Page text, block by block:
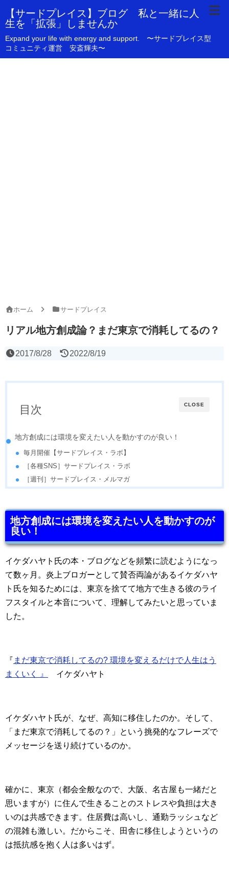
【サードプレイス】ブログ 私と一緒に人
生を「拡張」しませんか
Expand your life with energy and support. 〜サードプレイス型
コミュニティ運営 安斎輝夫〜
ホーム サードプレイス
リアル地方創成論？まだ東京で消耗してるの？
2017/8/28 2022/8/19
CLOSE
目次
地方創成には環境を変えたい人を動かすのが良い！
毎月開催【サードプレイス・ラボ】
［各種SNS］サードプレイス・ラボ
［週刊］サードプレイス・メルマガ
地方創成には環境を変えたい人を動かすのが
良い！
イケダハヤト氏の本・ブログなどを頻繁に読むようになっ
て数ヶ月。炎上ブロガーとして賛否両論があるイケダハヤ
ト氏を知るためには、東京を捨てて地方で生きる彼のライ
フスタイルと本音について、理解してみたいと思っていま
した。
『 まだ東京で消耗してるの? 環境を変えるだけで人生はう
まくいく 』
イケダハヤト
イケダハヤト氏が、なぜ、高知に移住したのか。そして、
「まだ東京で消耗してるの？」という挑発的なフレーズで
メッセージを送り続けているのか。
確かに、東京（都会全般なので、大阪、名古屋も一緒だと
思いますが）に住んで生きることのストレスや負担は大き
いのは共感できます。住居費は高いし、通勤ラッシュなど
の混雑も激しい。だからこそ、田舎に移住しようというの
は抵抗感を抱く人は多いはず。